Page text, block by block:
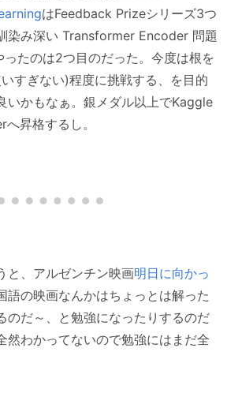
はFeedback Prizeシリーズ3つ
染み深い Transformer Encoder 問題
たのは2つ目のだった。今度は根を
すぎない)程度に挑戦する、を目的
いかもなぁ。銀メダル以上でKaggle
昇格するし。
と、アルゼンチン映画明日に向かっ
語の映画なんかはちょっとは解った
のだ～、と勉強になったりするのだ
然わかってないので勉強にはまだ全